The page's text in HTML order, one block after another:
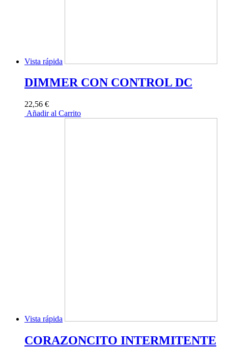
Vista rápida
DIMMER CON CONTROL DC
22,56 €
Añadir al Carrito
Vista rápida
CORAZONCITO INTERMITENTE